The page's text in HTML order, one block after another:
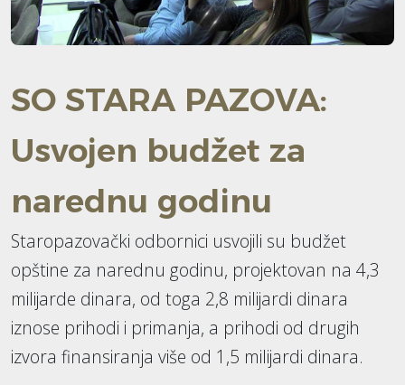
SO STARA PAZOVA:
Usvojen budžet za
narednu godinu
Staropazovački odbornici usvojili su budžet
opštine za narednu godinu, projektovan na 4,3
milijarde dinara, od toga 2,8 milijardi dinara
iznose prihodi i primanja, a prihodi od drugih
izvora finansiranja više od 1,5 milijardi dinara.